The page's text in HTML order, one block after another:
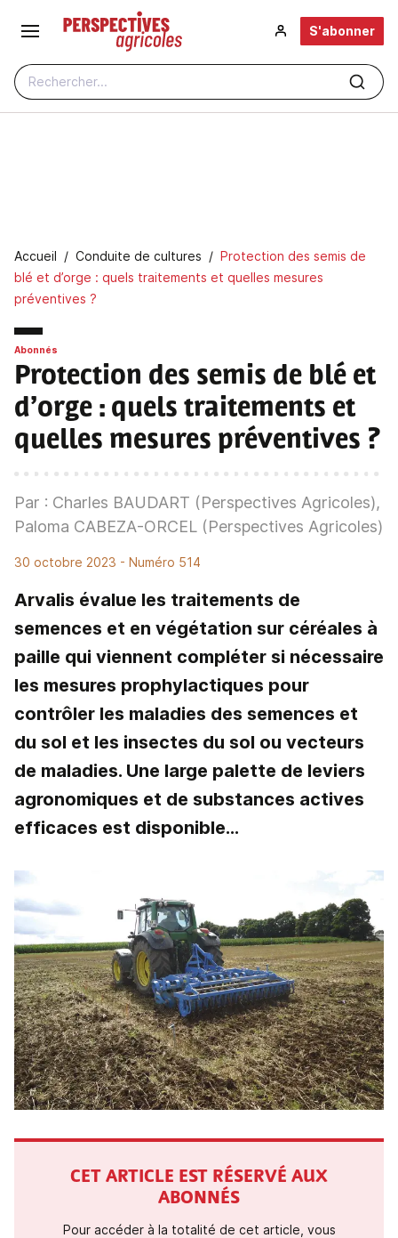
Aller au contenu principal
Rechercher...
S'abonner
Fil d'Ariane
Accueil Conduite de cultures
Protection des semis de
blé et d’orge : quels traitements et quelles mesures
préventives ?
Abonnés
Protection des semis de blé et
d’orge : quels traitements et
quelles mesures préventives ?
Par : Charles BAUDART (Perspectives Agricoles),
Paloma CABEZA-ORCEL (Perspectives Agricoles)
30 octobre 2023 - Numéro 514
Arvalis évalue les traitements de
semences et en végétation sur céréales à
paille qui viennent compléter si nécessaire
les mesures prophylactiques pour
contrôler les maladies des semences et
du sol et les insectes du sol ou vecteurs
de maladies. Une large palette de leviers
agronomiques et de substances actives
efficaces est disponible...
CET ARTICLE EST RÉSERVÉ AUX
ABONNÉS
Pour accéder à la totalité de cet article, vous